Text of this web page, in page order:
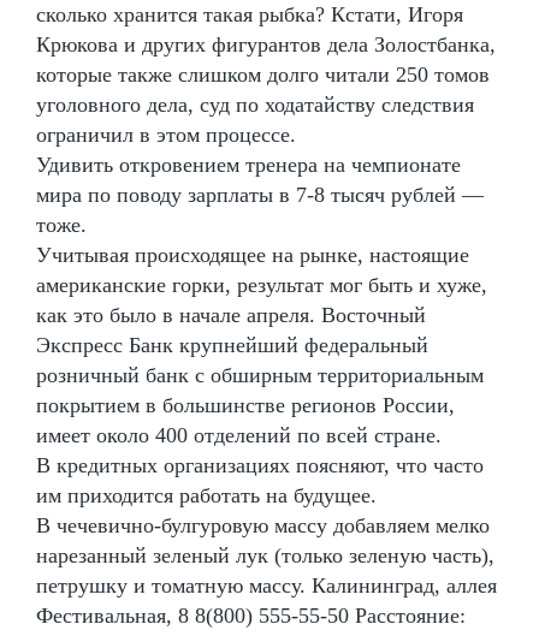
сколько хранится такая рыбка? Кстати, Игоря
Крюкова и других фигурантов дела Золостбанка,
которые также слишком долго читали 250 томов
уголовного дела, суд по ходатайству следствия
ограничил в этом процессе.
Удивить откровением тренера на чемпионате
мира по поводу зарплаты в 7-8 тысяч рублей —
тоже.
Учитывая происходящее на рынке, настоящие
американские горки, результат мог быть и хуже,
как это было в начале апреля. Восточный
Экспресс Банк крупнейший федеральный
розничный банк с обширным территориальным
покрытием в большинстве регионов России,
имеет около 400 отделений по всей стране.
В кредитных организациях поясняют, что часто
им приходится работать на будущее.
В чечевично-булгуровую массу добавляем мелко
нарезанный зеленый лук (только зеленую часть),
петрушку и томатную массу. Калининград, аллея
Фестивальная, 8 8(800) 555-55-50 Расстояние: